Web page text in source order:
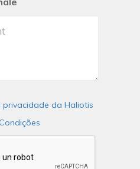
privacidade da Haliotis